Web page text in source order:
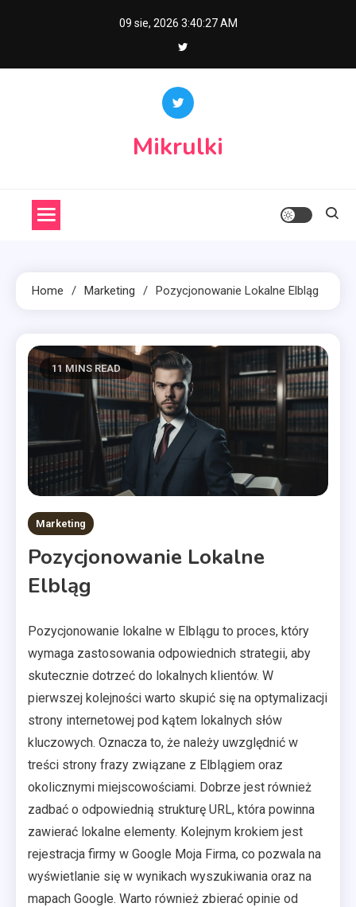
09 sie, 2026 3:40:28 AM
Mikrulki
Home Marketing Pozycjonowanie Lokalne Elbląg
11 MINS READ
Marketing
Pozycjonowanie Lokalne
Elbląg
Pozycjonowanie lokalne w Elblągu to proces, który
wymaga zastosowania odpowiednich strategii, aby
skutecznie dotrzeć do lokalnych klientów. W
pierwszej kolejności warto skupić się na optymalizacji
strony internetowej pod kątem lokalnych słów
kluczowych. Oznacza to, że należy uwzględnić w
treści strony frazy związane z Elblągiem oraz
okolicznymi miejscowościami. Dobrze jest również
zadbać o odpowiednią strukturę URL, która powinna
zawierać lokalne elementy. Kolejnym krokiem jest
rejestracja firmy w Google Moja Firma, co pozwala na
wyświetlanie się w wynikach wyszukiwania oraz na
mapach Google. Warto również zbierać opinie od